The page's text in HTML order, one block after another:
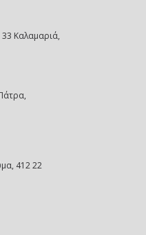
Καλαμαριά,
412 22